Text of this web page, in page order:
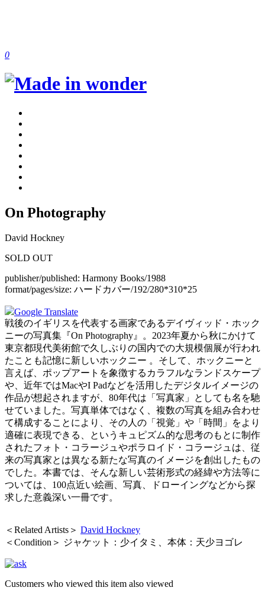
0
On Photography
David Hockney
SOLD OUT
publisher/published: Harmony Books/1988
format/pages/size: ハードカバー/192/280*310*25
Google Translate
戦後のイギリスを代表する画家であるデイヴィッド・ホック
ニーの写真集『On Photography』。2023年夏から秋にかけて
東京都現代美術館で久しぶりの国内での大規模個展が行われ
たことも記憶に新しいホックニー 。そして、ホックニーと
言えば、ポップアートを象徴するカラフルなランドスケープ
や、近年ではMacやI Padなどを活用したデジタルイメージの
作品が想起されますが、80年代は「写真家」としても名を馳
せていました。写真単体ではなく、複数の写真を組み合わせ
て構成することにより、その人の「視覚」や「時間」をより
適確に表現できる、というキュピズム的な思考のもとに制作
されたフォト・コラージュやポラロイド・コラージュは、従
来の写真家とは異なる新たな写真のイメージを創出したもの
でした。本書では、そんな新しい芸術形式の経緯や方法等に
ついては、100点近い絵画、写真、ドローイングなどから探
求した意義深い一冊です。
＜Related Artists＞ David Hockney
＜Condition＞ ジャケット：少イタミ、本体：天少ヨゴレ
Customers who viewed this item also viewed